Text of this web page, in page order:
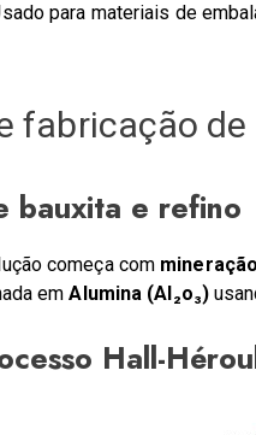
para materiais de
fabricação
bauxita e refino
começa com
emAlumina (Al₂o₃)
Hall-